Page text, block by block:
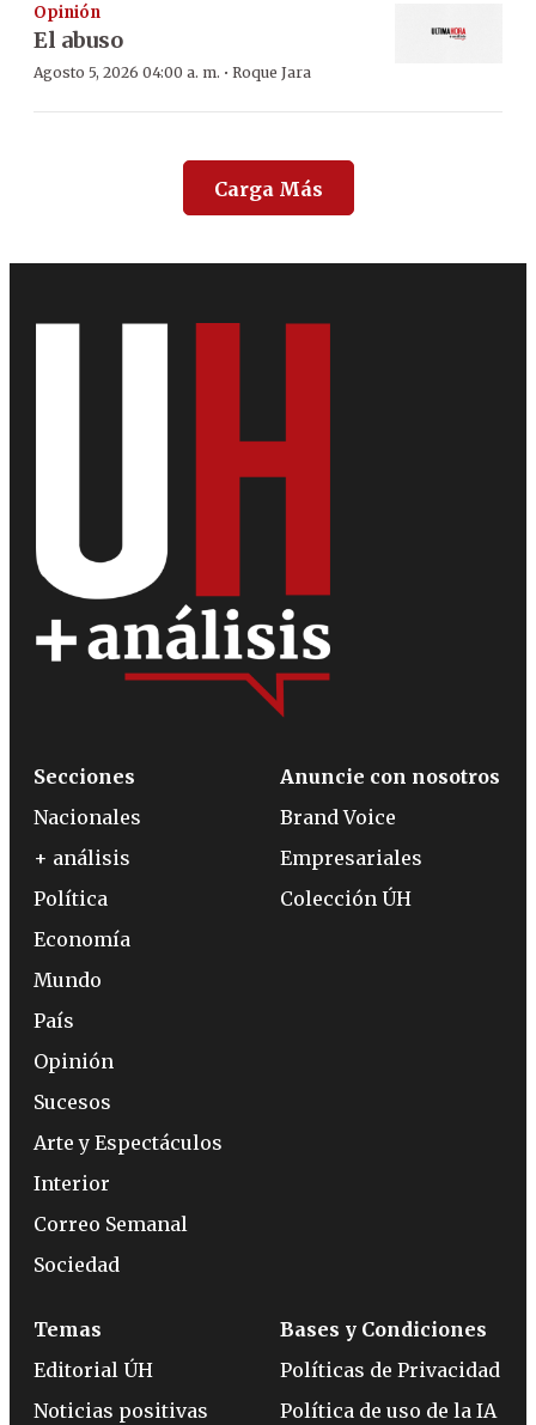
Opinión
El abuso
Agosto 5, 2026 04:00 a. m. · Roque Jara
Carga Más
Secciones
Nacionales
+ análisis
Política
Economía
Mundo
País
Opinión
Sucesos
Arte y Espectáculos
Interior
Correo Semanal
Sociedad
Anuncie con nosotros
Brand Voice
Empresariales
Colección ÚH
Temas
Editorial ÚH
Noticias positivas
Bases y Condiciones
Políticas de Privacidad
Política de uso de la IA